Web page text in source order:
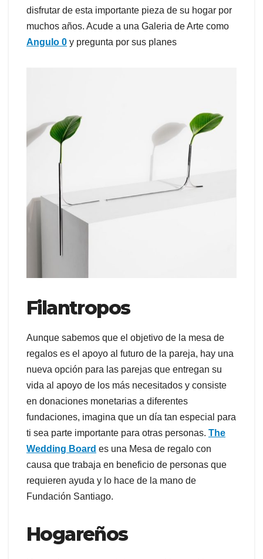
disfrutar de esta importante pieza de su hogar por
muchos años. Acude a una Galeria de Arte como
Angulo 0 y pregunta por sus planes
Filantropos
Aunque sabemos que el objetivo de la mesa de
regalos es el apoyo al futuro de la pareja, hay una
nueva opción para las parejas que entregan su
vida al apoyo de los más necesitados y consiste
en donaciones monetarias a diferentes
fundaciones, imagina que un día tan especial para
ti sea parte importante para otras personas. The
Wedding Board es una Mesa de regalo con
causa que trabaja en beneficio de personas que
requieren ayuda y lo hace de la mano de
Fundación Santiago.
Hogareños